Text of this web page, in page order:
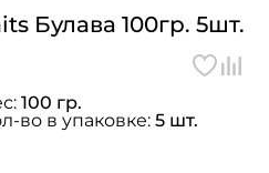
Булава 100гр. 5шт.
100 гр.
во в упаковке: 5 шт.